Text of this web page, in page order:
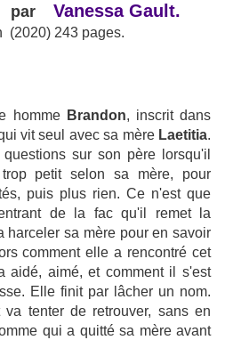
par Vanessa Gault.
(2020) 243 pages.
homme Brandon, inscrit dans
vit seul avec sa mère Laetitia.
sur son père lorsqu'il
petit selon sa mère, pour
puis plus rien. Ce n'est que
de la fac qu'il remet la
harceler sa mère pour en savoir
comment elle a rencontré cet
aidé, aimé, et comment il s'est
Elle finit par lâcher un nom.
tenter de retrouver, sans en
qui a quitté sa mère avant